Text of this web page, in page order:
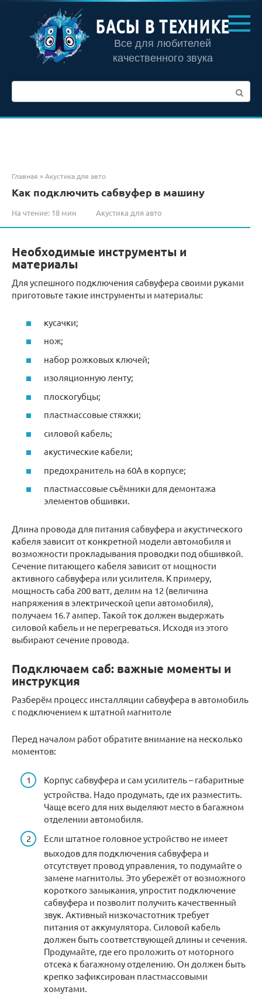
контенту
БАСЫ В ТЕХНИКЕ
Все для любителей
качественного звука
Главная »Акустика для авто
Как подключить сабвуфер в машину
На чтение: 18 мин Акустика для авто
Необходимые инструменты и
материалы
Для успешного подключения сабвуфера своими руками
приготовьте такие инструменты и материалы:
кусачки;
нож;
набор рожковых ключей;
изоляционную ленту;
плоскогубцы;
пластмассовые стяжки;
силовой кабель;
акустические кабели;
предохранитель на 60А в корпусе;
пластмассовые съёмники для демонтажа
элементов обшивки.
Длина провода для питания сабвуфера и акустического
кабеля зависит от конкретной модели автомобиля и
возможности прокладывания проводки под обшивкой.
Сечение питающего кабеля зависит от мощности
активного сабвуфера или усилителя. К примеру,
мощность саба 200 ватт, делим на 12 (величина
напряжения в электрической цепи автомобиля),
получаем 16.7 ампер. Такой ток должен выдержать
силовой кабель и не перегреваться. Исходя из этого
выбирают сечение провода.
Подключаем саб: важные моменты и
инструкция
Разберём процесс инсталляции сабвуфера в автомобиль
с подключением к штатной магнитоле
Перед началом работ обратите внимание на несколько
моментов:
Корпус сабвуфера и сам усилитель – габаритные
устройства. Надо продумать, где их разместить.
Чаще всего для них выделяют место в багажном
отделении автомобиля.
Если штатное головное устройство не имеет
выходов для подключения сабвуфера и
отсутствует провод управления, то подумайте о
замене магнитолы. Это убережёт от возможного
короткого замыкания, упростит подключение
сабвуфера и позволит получить качественный
звук. Активный низкочастотник требует
питания от аккумулятора. Силовой кабель
должен быть соответствующей длины и сечения.
Продумайте, где его проложить от моторного
отсека к багажному отделению. Он должен быть
крепко зафиксирован пластмассовыми
хомутами.